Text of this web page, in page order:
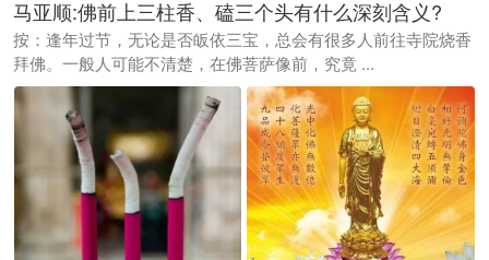
马亚顺:佛前上三柱香、磕三个头有什么深刻含义?
按：逢年过节，无论是否皈依三宝，总会有很多人前往寺院烧香
拜佛。一般人可能不清楚，在佛菩萨像前，究竟 ...